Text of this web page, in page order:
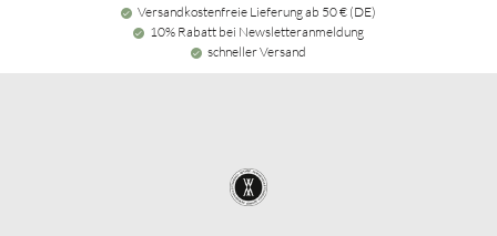
Versandkostenfreie Lieferung ab 50 € (DE)
10% Rabatt bei Newsletteranmeldung
schneller Versand